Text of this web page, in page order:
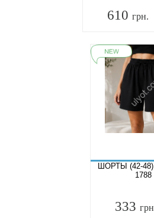
610 грн.
ШОРТЫ (42-
1788
333